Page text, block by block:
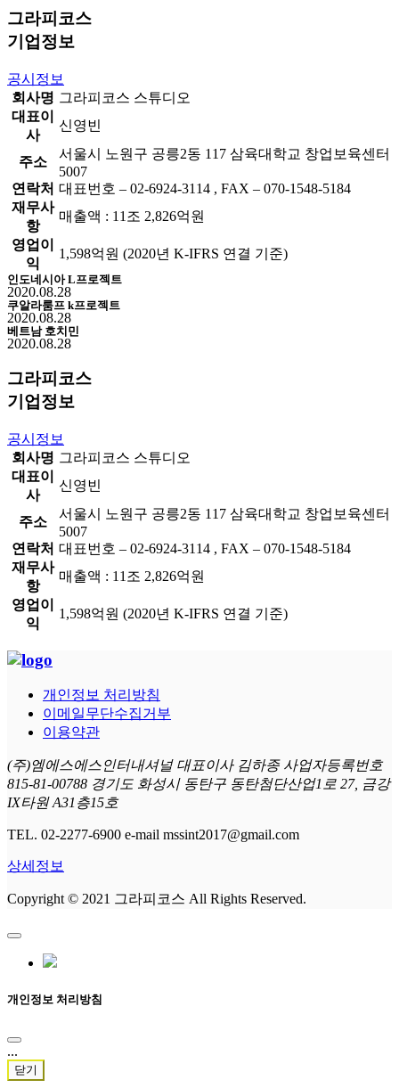
그라피코스
기업정보
공시정보
회사명 그라피코스 스튜디오
대표이
사
신영빈
주소
서울시 노원구 공릉2동 117 삼육대학교 창업보육센터
5007
연락처 대표번호 – 02-6924-3114 , FAX – 070-1548-5184
재무사
항
매출액 : 11조 2,826억원
영업이
익
1,598억원 (2020년 K-IFRS 연결 기준)
인도네시아 L프로젝트
2020.08.28
쿠알라룸프 k프로젝트
2020.08.28
베트남 호치민
2020.08.28
그라피코스
기업정보
공시정보
회사명 그라피코스 스튜디오
대표이
사
신영빈
주소
서울시 노원구 공릉2동 117 삼육대학교 창업보육센터
5007
연락처 대표번호 – 02-6924-3114 , FAX – 070-1548-5184
재무사
항
매출액 : 11조 2,826억원
영업이
익
1,598억원 (2020년 K-IFRS 연결 기준)
개인정보 처리방침
이메일무단수집거부
이용약관
(주)엠에스에스인터내셔널 대표이사 김하종 사업자등록번호
815-81-00788 경기도 화성시 동탄구 동탄첨단산업1로 27, 금강
IX타원 A31층15호
TEL. 02-2277-6900 e-mail mssint2017@gmail.com
상세정보
Copyright © 2021 그라피코스 All Rights Reserved.
개인정보 처리방침
...
닫기